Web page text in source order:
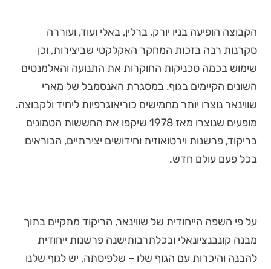
הקבוצה הופיעה בניו יורק, ברלין, באלי ועוד, ועוררה
סקרנות רבה בזכות המחקר האקלקטי שביצירות, וכן
שימוש בכמה טכניקות החוקרות את התנועה והאלמנטים
השונים הקיימים בגוף. במסגרת האנסמבל של מארי
שווינאר נוצרו יותר מחמישים כוריאוגרפיות ליחיד ולקבוצה.
מופעים שנוצרו מאז 1978 שיקפו את החששות הטמונים
בריקוד, פרשנות וירטואוזית וחידושים יצירתיים, הבוראים
בכל פעם עולם חדש.
על פי השפה הייחודית של שווינאר, הריקוד מתקיים בתוך
מבנה קונבנציונאלי ובכלתרבותישנה פרשנות ייחודית
להבנה והיכרות עם הגוף שלו – שלפיסתה, יש לגוף שלנו